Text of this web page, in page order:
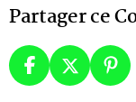
Partager ce